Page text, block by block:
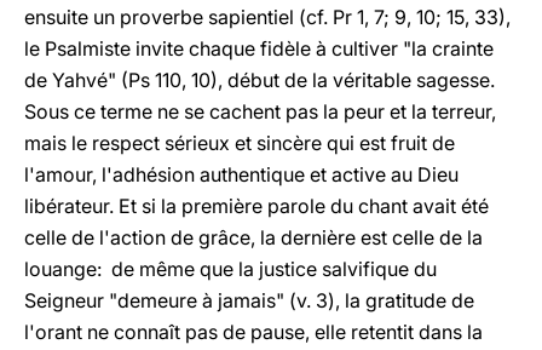
ensuite un proverbe sapientiel (cf. Pr 1, 7; 9, 10; 15, 33),
le Psalmiste invite chaque fidèle à cultiver "la crainte
de Yahvé" (Ps 110, 10), début de la véritable sagesse.
Sous ce terme ne se cachent pas la peur et la terreur,
mais le respect sérieux et sincère qui est fruit de
l'amour, l'adhésion authentique et active au Dieu
libérateur. Et si la première parole du chant avait été
celle de l'action de grâce, la dernière est celle de la
louange: de même que la justice salvifique du
Seigneur "demeure à jamais" (v. 3), la gratitude de
l'orant ne connaît pas de pause, elle retentit dans la